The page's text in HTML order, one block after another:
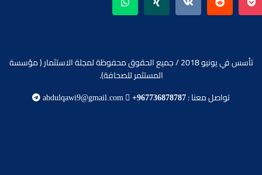
تأسس في يونيو 2018 / جميع الحقوق محفوظة لمجلة الاستثمار ( مؤسسة
المستثمر للصحافة).
تواصل معنا : +967736878787
abdulqawi9@gmail.com